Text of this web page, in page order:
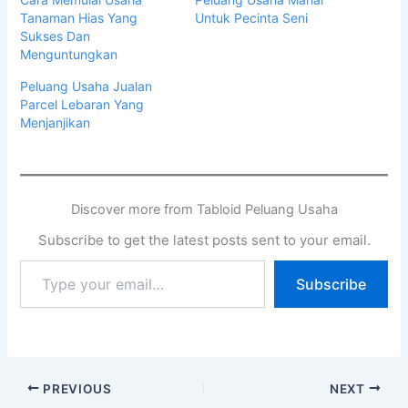
Tanaman Hias Yang
Sukses Dan
Menguntungkan
Untuk Pecinta Seni
Peluang Usaha Jualan
Parcel Lebaran Yang
Menjanjikan
Discover more from Tabloid Peluang Usaha
Subscribe to get the latest posts sent to your email.
Subscribe
PREVIOUS NEXT